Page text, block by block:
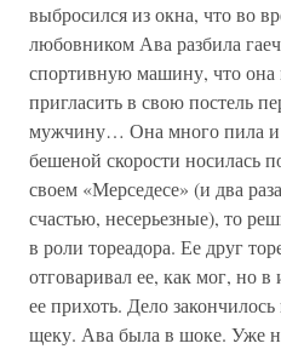
выбросился из окна, что во
любовником Ава разбила
спортивную машину, что она
пригласить в свою постель
мужчину… Она много пила и
бешеной скорости носилась
своем «Мерседесе» (и два
счастью, несерьезные), то
в роли тореадора. Ее друг
отговаривал ее, как мог, но в
ее прихоть. Дело
щеку. Ава была в шоке. Уже